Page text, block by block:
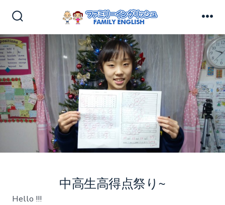
テ
ン
ツ
へ
ス
キ
索
切
り
替
え
ニ
ュ
ー
中高生高得点祭り~
Hello !!!